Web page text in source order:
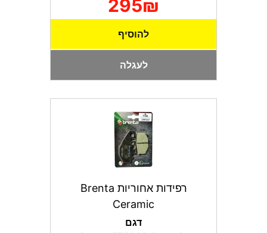
295₪
להוסיף
לעגלה
רפידות אחוריות Brenta
Ceramic
דגם